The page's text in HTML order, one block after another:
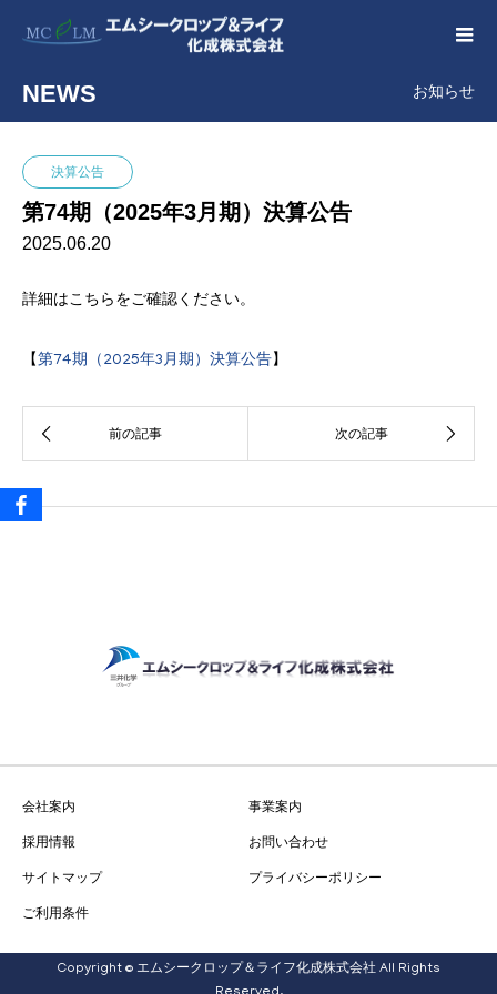
NEWS お知らせ
決算公告
第74期（2025年3月期）決算公告
2025.06.20
詳細はこちらをご確認ください。
【第74期（2025年3月期）決算公告】
会社案内 事業案内
採用情報 お問い合わせ
サイトマップ プライバシーポリシー
ご利用条件
Copyright © エムシークロップ＆ライフ化成株式会社 All Rights
電話